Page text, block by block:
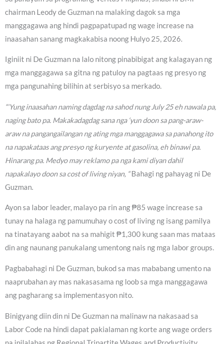
chairman Leody de Guzman na malaking dagok sa mga
manggagawa ang hindi pagpapatupad ng wage increase na
inaasahan sanang magkakabisa noong Hulyo 25, 2026.
Iginiit ni De Guzman na lalo nitong pinabibigat ang kalagayan ng
mga manggagawa sa gitna ng patuloy na pagtaas ng presyo ng
mga pangunahing bilihin at serbisyo sa merkado.
“‘Yung inaasahan naming dagdag na sahod nung July 25 eh nawala pa,
naging bato pa. Makakadagdag sana nga ‘yun doon sa pang-araw-
araw na pangangailangan ng ating mga manggagawa sa panahong ito
na napakataas ang presyo ng kuryente at gasolina, eh binawi pa.
Hinarang pa. Medyo may reklamo pa nga kami diyan dahil
napakalayo doon sa cost of living niyan, “Bahagi ng pahayag ni De
Guzman.
Ayon sa labor leader, malayo pa rin ang ₱85 wage increase sa
tunay na halaga ng pamumuhay o cost of living ng isang pamilya
na tinatayang aabot na sa mahigit ₱1,300 kung saan mas mataas
din ang naunang panukalang umentong nais ng mga labor groups.
Pagbabahagi ni De Guzman, bukod sa mas mababang umento na
naaprubahan ay mas nakasasama ng loob sa mga manggagawa
ang pagharang sa implementasyon nito.
Binigyang diin din ni De Guzman na malinaw na nakasaad sa
Labor Code na hindi dapat pakialaman ng korte ang wage orders